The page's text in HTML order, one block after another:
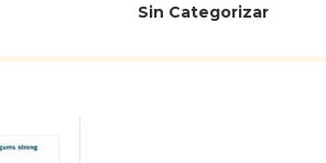
Sin Categorizar